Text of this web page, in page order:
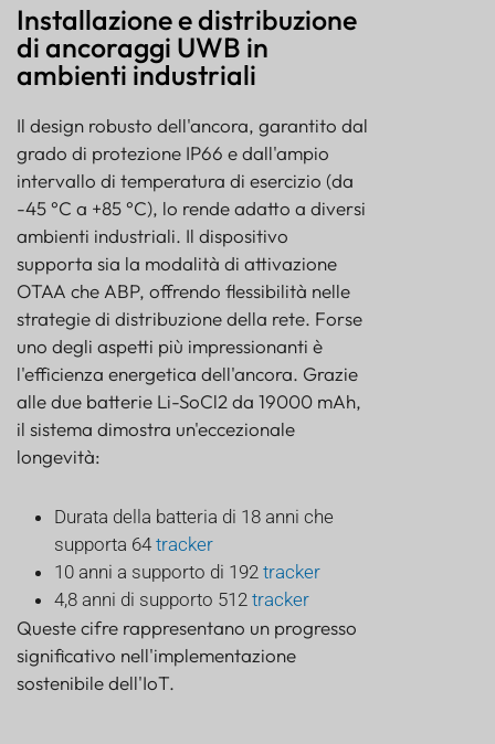
Installazione e distribuzione
di ancoraggi UWB in
ambienti industriali
Il design robusto dell'ancora, garantito dal
grado di protezione IP66 e dall'ampio
intervallo di temperatura di esercizio (da
-45 °C a +85 °C), lo rende adatto a diversi
ambienti industriali. Il dispositivo
supporta sia la modalità di attivazione
OTAA che ABP, offrendo flessibilità nelle
strategie di distribuzione della rete. Forse
uno degli aspetti più impressionanti è
l'efficienza energetica dell'ancora. Grazie
alle due batterie Li-SoCl2 da 19000 mAh,
il sistema dimostra un'eccezionale
longevità:
Durata della batteria di 18 anni che
supporta 64 tracker
10 anni a supporto di 192 tracker
4,8 anni di supporto 512 tracker
Queste cifre rappresentano un progresso
significativo nell'implementazione
sostenibile dell'IoT.